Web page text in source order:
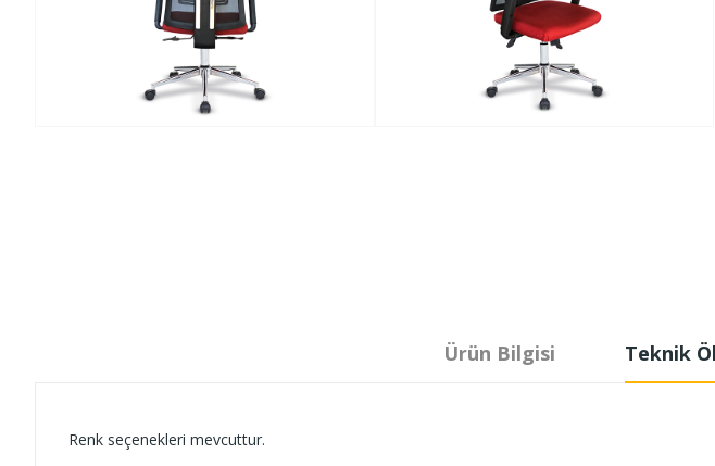
Ürün Bilgisi Teknik
Renk seçenekleri mevcuttur.